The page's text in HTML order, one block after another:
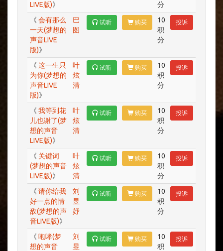
LIVE版)》
分
《 会有那么
一天(梦想的
声音LIVE
版)》
巴
图
试听 购买
10
积
分
投诉
《 这一生只
为你(梦想的
声音LIVE
版)》
叶
炫
清
试听 购买
10
积
分
投诉
《 我等到花
儿也谢了(梦
想的声音
LIVE版)》
叶
炫
清
试听 购买
10
积
分
投诉
《 关键词
(梦想的声音
LIVE版)》
叶
炫
清
试听 购买
10
积
分
投诉
《 请你给我
好一点的情
敌(梦想的声
音LIVE版)》
刘
昱
妤
试听 购买
10
积
分
投诉
《 咆哮(梦
想的声音
刘
昱
试听 购买
10
积
投诉